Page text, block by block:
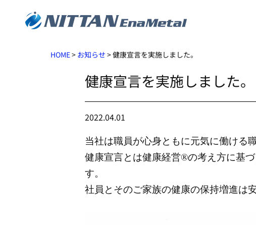
HOME> お知らせ >健康宣言を実施しました。
健康宣言を実施しました。
2022.04.01
当社は職員が心身ともに元気に働ける
健康宣言とは健康経営®の考え方に基
す。
社員とそのご家族の健康の保持増進は